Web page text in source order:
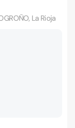
La Rioja